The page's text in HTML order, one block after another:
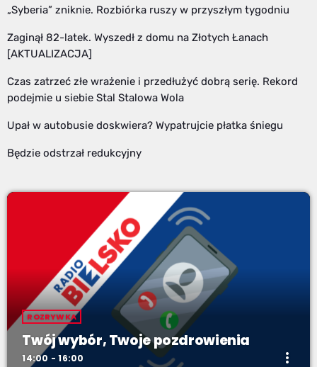
„Syberia” zniknie. Rozbiórka ruszy w przyszłym tygodniu
Zaginął 82-latek. Wyszedł z domu na Złotych Łanach
[AKTUALIZACJA]
Czas zatrzeć złe wrażenie i przedłużyć dobrą serię. Rekord
podejmie u siebie Stal Stalowa Wola
Upał w autobusie doskwiera? Wypatrujcie płatka śniegu
Będzie odstrzał redukcyjny
ROZRYWKA
Twój wybór, Twoje pozdrowienia
14:00 - 16:00 more_vert